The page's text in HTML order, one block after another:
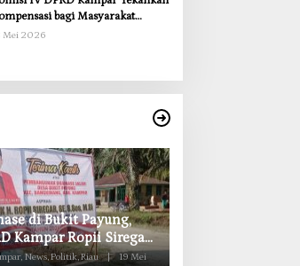
bagi Masyarakat
Mei 2026
II DPRD Kampar
Pemkab Bergerak
Kekosongan
News, Politik, Riau |
19 Mei